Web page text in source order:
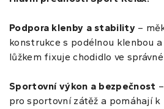
Podpora klenby a stability–
konstrukce s podélnou klenbou
lůžkem fixuje chodidlo ve
Sportovní výkon a bezpečnost
pro sportovní zátěž a pomáhají k